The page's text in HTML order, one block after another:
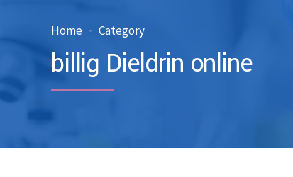
Home Category
billig Dieldrin online